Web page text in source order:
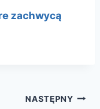
zachwycą
NASTĘPNY